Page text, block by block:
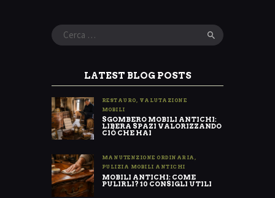
Ricerca
per:
LATEST BLOG POSTS
RESTAURO
VALUTAZIONE
MOBILI
SGOMBERO MOBILI ANTICHI:
LIBERA SPAZI VALORIZZANDO
CIÒ CHE HAI
MANUTENZIONE ORDINARIA ,
PULIZIA MOBILI ANTICHI
MOBILI ANTICHI: COME
PULIRLI? 10 CONSIGLI UTILI